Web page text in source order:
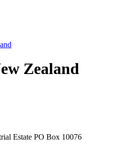
Zealand
Estate PO Box 10076